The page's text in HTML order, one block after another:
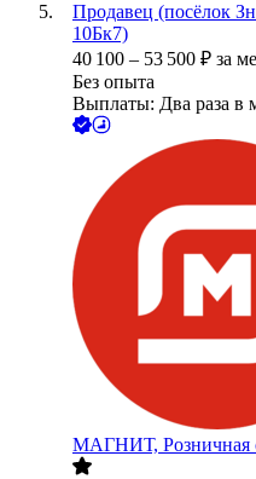
Продавец (посёлок
10Бк7)
40 100 – 53 500 ₽ за
Без опыта
Выплаты: Два раза в
МАГНИТ, Розничная